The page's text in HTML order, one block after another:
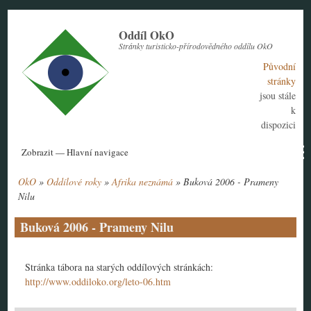
Oddíl OkO
Stránky turisticko-přírodovědného oddílu OkO
Původní
stránky
jsou stále
k
dispozici
Hlavní
Zobrazit — Hlavní navigace
Aktuální rok
Historie
Nábor členů
Kontakt
Tábor
Návody
Drobečková
OkO Oddílové roky Afrika neznámá
Buková 2006 - Prameny
Nilu
Buková 2006 - Prameny Nilu
Stránka tábora na starých oddílových stránkách:
http://www.oddiloko.org/leto-06.htm